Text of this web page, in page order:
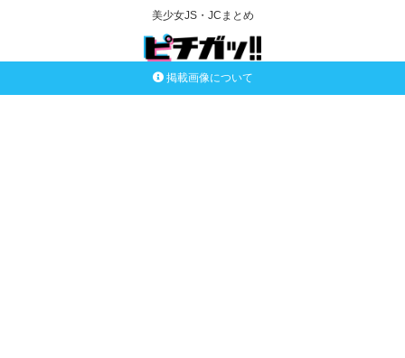
美少女JS・JCまとめ
掲載画像について